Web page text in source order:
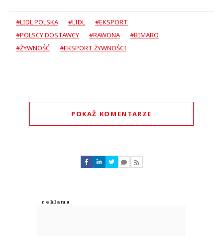
#LIDL POLSKA #LIDL
#EKSPORT
#POLSCY DOSTAWCY
#RAWONA
#BIMARO
#ŻYWNOŚĆ
#EKSPORT ŻYWNOŚCI
POKAŻ KOMENTARZE
Nie znaleziono komentarzy
Zostaw swoje komentarze